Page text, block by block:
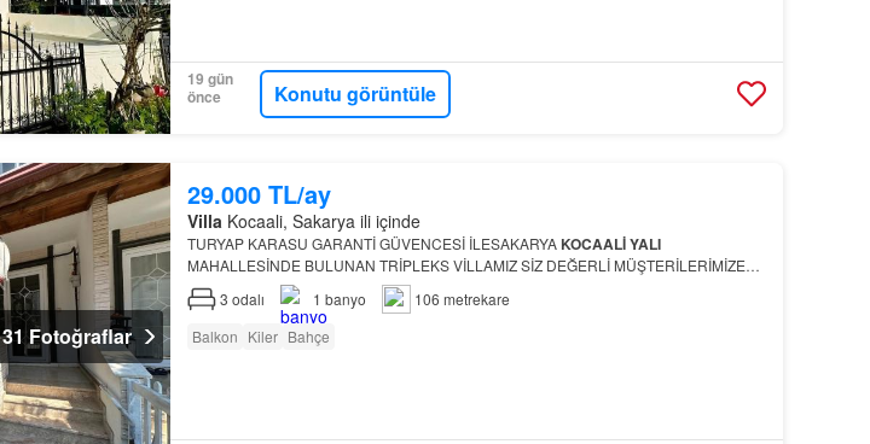
19 gün
önce
Konutu görüntüle
31 Fotoğraflar
29.000 TL/ay
Villa Kocaali, Sakarya ili içinde
TURYAP KARASU GARANTİ GÜVENCESİ İLESAKARYA KOCAALİYALI
MAHALLESİNDE BULUNAN TRİPLEKS VİLLAMIZ SİZ DEĞERLİ MÜŞTERİLERİMİZE
KİRALIK OLARAK SUNULMUŞTURVİLLAMIZ
3 odalı 1 banyo
106 metrekare
Balkon Kiler Bahçe